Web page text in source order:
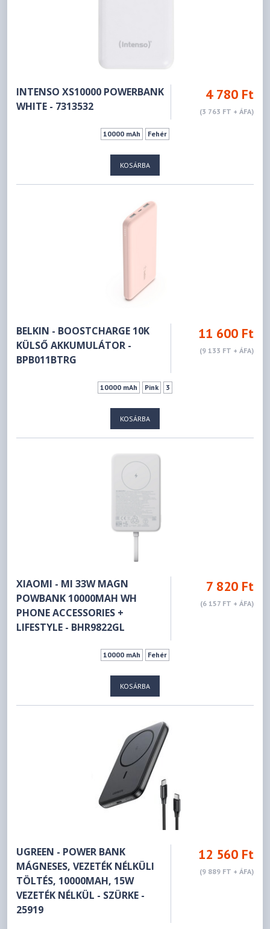
INTENSO XS10000 POWERBANK
WHITE - 7313532
4 780 Ft
(3 763 FT + ÁFA)
10000 mAh Fehér
KOSÁRBA
BELKIN - BOOSTCHARGE 10K
KÜLSŐ AKKUMULÁTOR -
BPB011BTRG
11 600 Ft
(9 133 FT + ÁFA)
10000 mAh Pink 3
KOSÁRBA
XIAOMI - MI 33W MAGN
POWBANK 10000MAH WH
PHONE ACCESSORIES +
LIFESTYLE - BHR9822GL
7 820 Ft
(6 157 FT + ÁFA)
10000 mAh Fehér
KOSÁRBA
UGREEN - POWER BANK
MÁGNESES, VEZETÉK NÉLKÜLI
TÖLTÉS, 10000MAH, 15W
VEZETÉK NÉLKÜL - SZÜRKE -
25919
12 560 Ft
(9 889 FT + ÁFA)